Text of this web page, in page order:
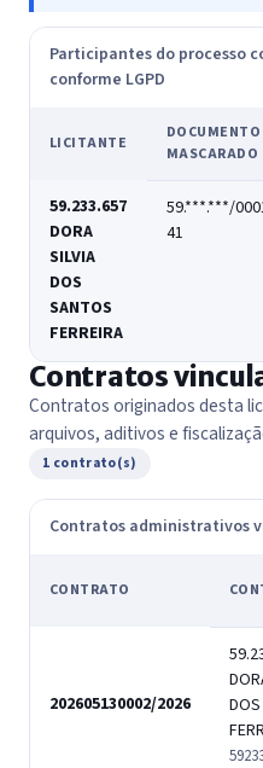
Participantes do processo
conforme LGPD
LICITANTE
DOCUMENTO
MASCARADO
59.233.657
DORA
SILVIA
DOS
SANTOS
FERREIRA
59.***.***/
41
Contratos
Contratos originados desta
arquivos, aditivos e
1 contrato(s)
Contratos administrativos
CONTRATO
202605130002/2026